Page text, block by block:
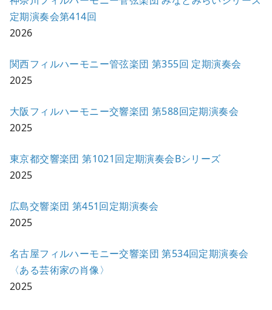
定期演奏会第414回
2026
関西フィルハーモニー管弦楽団 第355回 定期演奏会
2025
大阪フィルハーモニー交響楽団 第588回定期演奏会
2025
東京都交響楽団 第1021回定期演奏会Bシリーズ
2025
広島交響楽団 第451回定期演奏会
2025
名古屋フィルハーモニー交響楽団 第534回定期演奏会
〈ある芸術家の肖像〉
2025